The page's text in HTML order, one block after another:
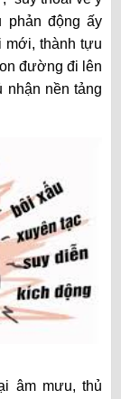
phản động ấy
mới, thành tựu
đường đi lên
nhận nền tảng
âm mưu, thủ